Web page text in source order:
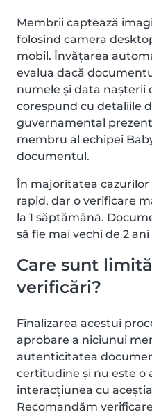
Membrii captează
folosind camera
mobil. Învățarea
evalua dacă
numele și data nașterii
corespund cu detaliile
guvernamental
membru al echipei
documentul.
În majoritatea cazurilor
rapid, dar o verificare
la 1 săptămână.
să fie mai vechi de 2
Care sunt
verificări?
Finalizarea acestui
aprobare a niciunui
autenticitatea
certitudine și nu este o
interacțiunea cu
Recomandăm